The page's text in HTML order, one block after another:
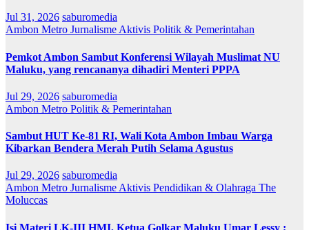
Jul 31, 2026 saburomedia
Ambon Metro Jurnalisme Aktivis Politik & Pemerintahan
Pemkot Ambon Sambut Konferensi Wilayah Muslimat NU
Maluku, yang rencananya dihadiri Menteri PPPA
Jul 29, 2026 saburomedia
Ambon Metro Politik & Pemerintahan
Sambut HUT Ke-81 RI, Wali Kota Ambon Imbau Warga
Kibarkan Bendera Merah Putih Selama Agustus
Jul 29, 2026 saburomedia
Ambon Metro Jurnalisme Aktivis Pendidikan & Olahraga The
Moluccas
Isi Materi LK-III HMI, Ketua Golkar Maluku Umar Lessy ;